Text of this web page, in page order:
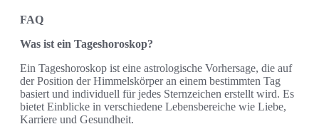
FAQ
Was ist ein Tageshoroskop?
Ein Tageshoroskop ist eine astrologische Vorhersage, die auf
der Position der Himmelskörper an einem bestimmten Tag
basiert und individuell für jedes Sternzeichen erstellt wird. Es
bietet Einblicke in verschiedene Lebensbereiche wie Liebe,
Karriere und Gesundheit.